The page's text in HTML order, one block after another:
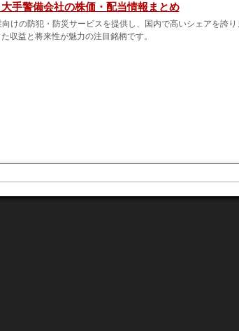
手警備会社の株価・配当情報まとめ
けの防犯・防災サービスを提供し、国内で高いシェアを誇
収益と将来性が魅力の注目銘柄です。